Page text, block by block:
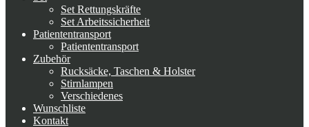
Set Rettungskräfte
Set Arbeitssicherheit
Patiententransport
Patiententransport
Zubehör
Rucksäcke, Taschen & Holster
Stirnlampen
Verschiedenes
Wunschliste
Kontakt